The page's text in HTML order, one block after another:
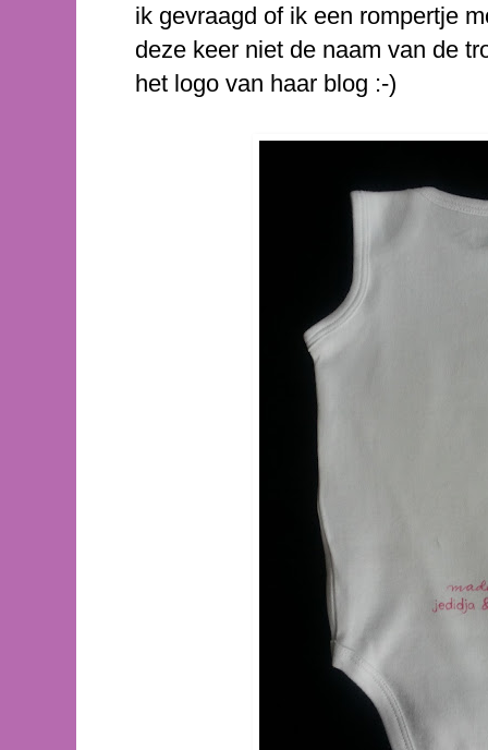
ik gevraagd of ik een rompertje
deze keer niet de naam van de
het logo van haar blog :-)